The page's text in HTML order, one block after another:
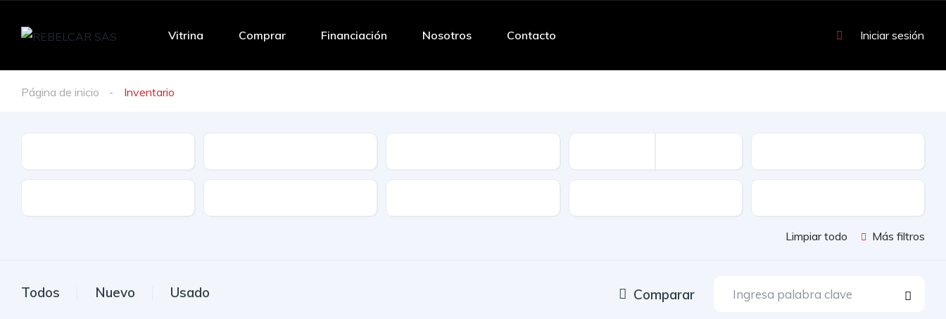
Vitrina Comprar Financiación Nosotros Contacto Iniciar sesión
Página de inicio Inventario
Limpiar todo Más filtros
Todos Nuevo Usado Comparar